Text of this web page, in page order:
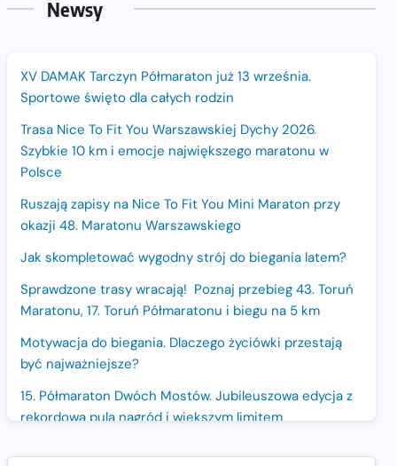
Newsy
XV DAMAK Tarczyn Półmaraton już 13 września.
Sportowe święto dla całych rodzin
Trasa Nice To Fit You Warszawskiej Dychy 2026.
Szybkie 10 km i emocje największego maratonu w
Polsce
Ruszają zapisy na Nice To Fit You Mini Maraton przy
okazji 48. Maratonu Warszawskiego
Jak skompletować wygodny strój do biegania latem?
Sprawdzone trasy wracają! Poznaj przebieg 43. Toruń
Maratonu, 17. Toruń Półmaratonu i biegu na 5 km
Motywacja do biegania. Dlaczego życiówki przestają
być najważniejsze?
15. Półmaraton Dwóch Mostów. Jubileuszowa edycja z
rekordową pulą nagród i większym limitem